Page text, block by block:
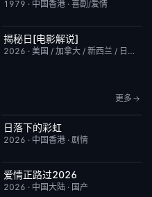
1979 · 中国香港 · 喜剧/爱情
已完结
揭秘日[电影解说]
2026 · 美国 / 加拿大 / 新西兰 / 日本
更多
更新至第6集
日落下的彩虹
2026 · 中国香港 · 剧情
完结
爱情正路过2026
2026 · 中国大陆 · 国产